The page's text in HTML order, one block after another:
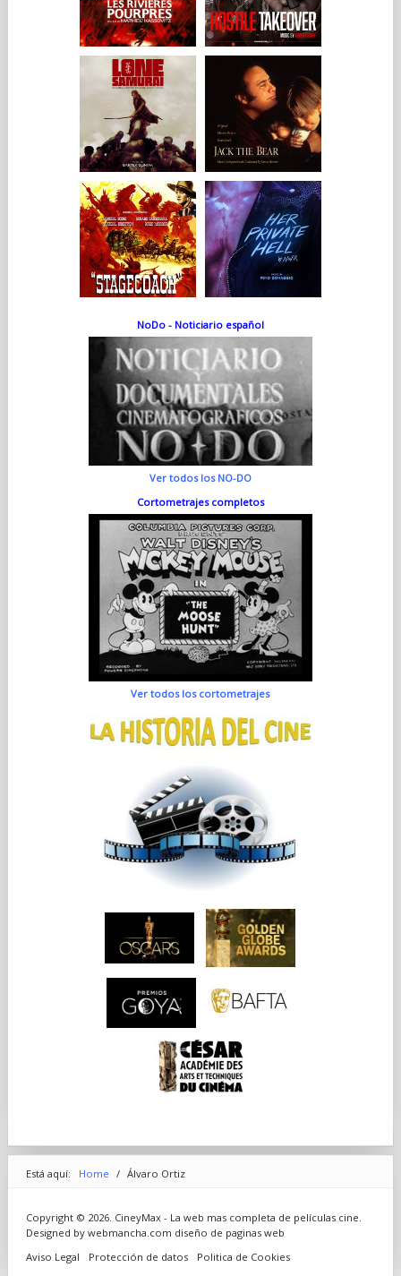
NoDo - Noticiario español
Ver todos los NO-DO
Cortometrajes completos
Ver todos los cortometrajes
Está aquí: Home / Álvaro Ortiz
Copyright © 2026. CineyMax - La web mas completa de películas cine.
Designed by webmancha.com diseño de paginas web
Aviso Legal
Protección de datos Politica de Cookies